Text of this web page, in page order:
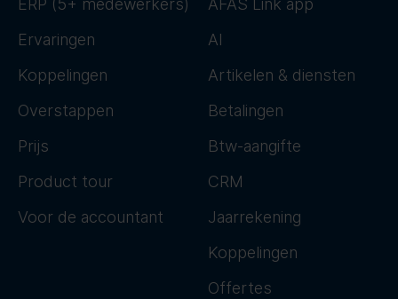
ERP (5+ medewerkers)
Ervaringen
Koppelingen
Overstappen
Prijs
Product tour
Voor de accountant
AFAS Link app
AI
Artikelen & diensten
Betalingen
Btw-aangifte
CRM
Jaarrekening
Koppelingen
Offertes